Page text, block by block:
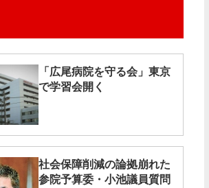
「広尾病院を守る会」東京
で学習会開く
社会保障削減の論拠崩れた
参院予算委・小池議員質問